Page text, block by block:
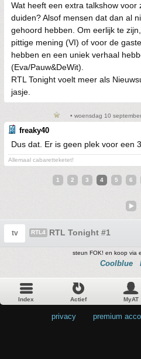
Wat heeft een extra talkshow voor
duiden? Alsof mensen dat dan al
gehoord hebben. Om eerlijk te
pittige mening (VI) of voor de
hebben en een uniek verhaal
(Eva/Pauw&DeWit).
RTL Tonight voelt meer als
jasje.
• woensdag 10
freaky40
Dus dat. Er is geen plek voor een
Allemaal cabaretteketet!
1 2 3 4 5 6
tv RTL4 RTL Tonight #1
steun FOK! en koop via
Coolblue
Index Actief MyAT
privacy premium